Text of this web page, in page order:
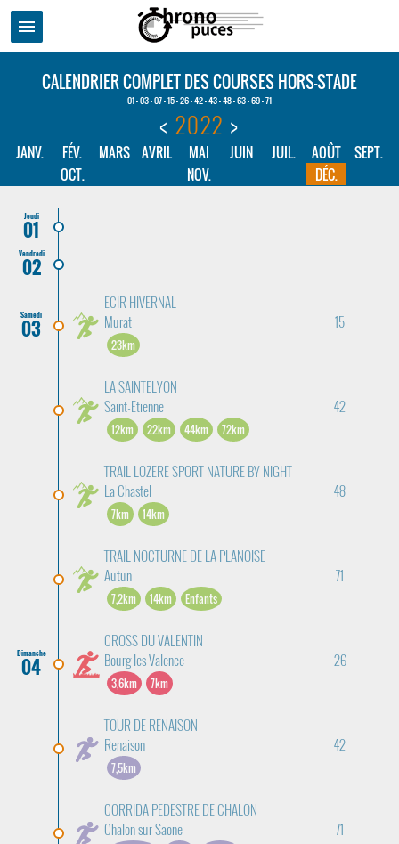
menu
CALENDRIER COMPLET DES COURSES HORS-STADE
01 - 03 - 07 - 15 - 26 - 42 - 43 - 48 - 63 - 69 - 71
< 2022 >
JANV. FÉV. MARS AVRIL MAI JUIN JUIL. AOÛT
SEPT.
OCT.
NOV. DÉC.
Jeudi
01
Vendredi
02
Samedi
03
ECIR HIVERNAL
Murat
15
23km
LA SAINTELYON
Saint-Etienne
42
12km 22km 44km 72km
TRAIL LOZERE SPORT NATURE BY NIGHT
La Chastel
48
7km 14km
TRAIL NOCTURNE DE LA PLANOISE
Autun
71
7,2km 14km Enfants
Dimanche
04
CROSS DU VALENTIN
Bourg les Valence
26
3,6km 7km
TOUR DE RENAISON
Renaison
42
7,5km
CORRIDA PEDESTRE DE CHALON
Chalon sur Saone
71